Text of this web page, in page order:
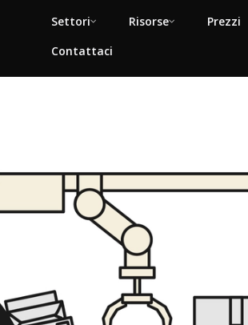
Settori Risorse
Prezzi
Contattaci